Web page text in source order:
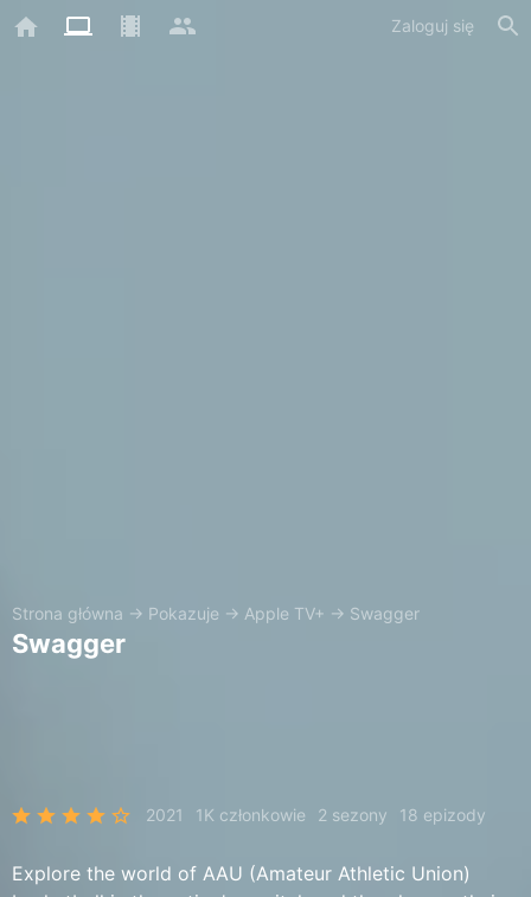
Zaloguj się
Strona główna → Pokazuje → Apple TV+ → Swagger
Swagger
2021 1K członkowie 2 sezony 18 epizody
Explore the world of AAU (Amateur Athletic Union)